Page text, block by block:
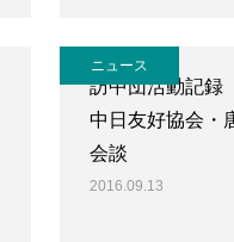
ニュース
訪中団活動記録
中日友好協会・
会談
2016.09.13